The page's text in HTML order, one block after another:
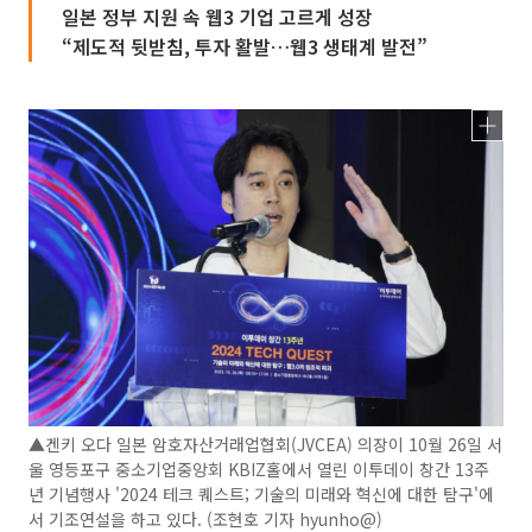
일본 정부 지원 속 웹3 기업 고르게 성장
“제도적 뒷받침, 투자 활발…웹3 생태계 발전”
▲겐키 오다 일본 암호자산거래업협회(JVCEA) 의장이 10월 26일 서
울 영등포구 중소기업중앙회 KBIZ홀에서 열린 이투데이 창간 13주
년 기념행사 '2024 테크 퀘스트; 기술의 미래와 혁신에 대한 탐구'에
서 기조연설을 하고 있다. (조현호 기자 hyunho@)